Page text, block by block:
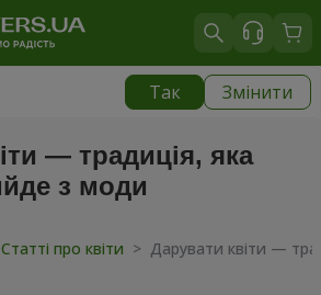
Так Змінити
— традиція, яка
з моди
Статті про квіти > Дарувати квіти —